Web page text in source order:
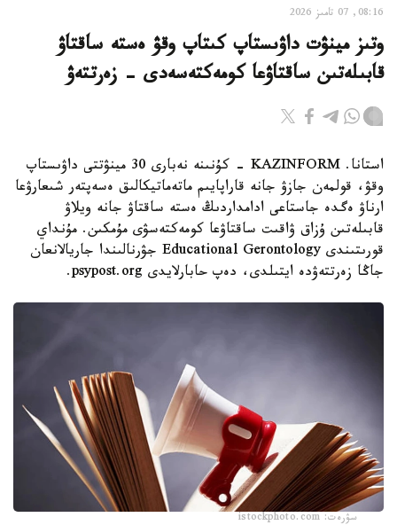
08:16, 07 تامىز 2026
وتىز مينۋت داۋىستاپ كىتاپ وقۋ ەستە ساقتاۋ
قابىلەتىن ساقتاۋعا كومەكتەسەدى - زەرتتەۋ
استانا. KAZINFORM - كۇنىنە نەبارى 30 مينۋتتى داۋىستاپ
وقۋ، قولمەن جازۋ جانە قاراپايىم ماتەماتيكالىق ەسەپتەر شىعارۋعا
ارناۋ ەگدە جاستاعى ادامداردىڭ ەستە ساقتاۋ جانە ويلاۋ
قابىلەتىن ۇزاق ۋاقىت ساقتاۋعا كومەكتەسۋى مۇمكىن. مۇنداي
قورىتىندى Educational Gerontology جۋرنالىندا جاريالانعان
جاڭا زەرتتەۋدە ايتىلدى، دەپ حابارلايدى psypost.org.
سۋرەت: istockphoto.com